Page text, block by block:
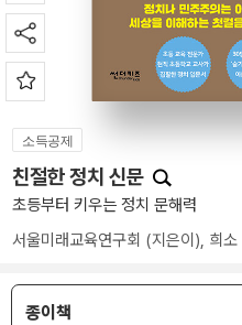
소득공제
친절한 정치 신문
초등부터 키우는 정치 문해력
서울미래교육연구회 (지은이), 희소
종이책